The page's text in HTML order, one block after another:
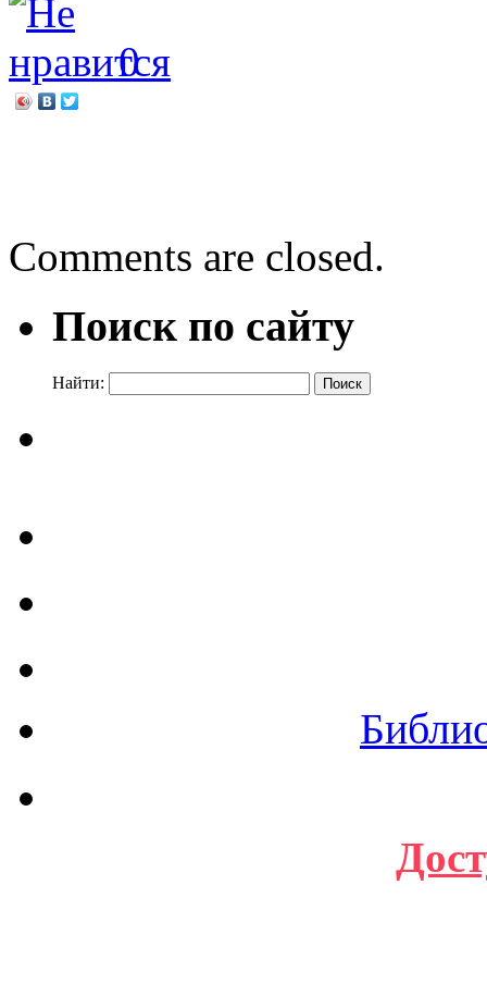
0
Comments are closed.
Поиск по сайту
Найти: